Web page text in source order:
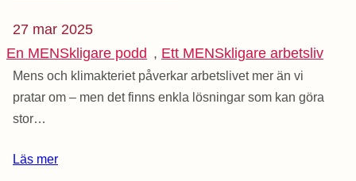
27 mar 2025
En MENSkligare podd , Ett MENSkligare arbetsliv
Mens och klimakteriet påverkar arbetslivet mer än vi
pratar om – men det finns enkla lösningar som kan göra
stor…
Läs mer